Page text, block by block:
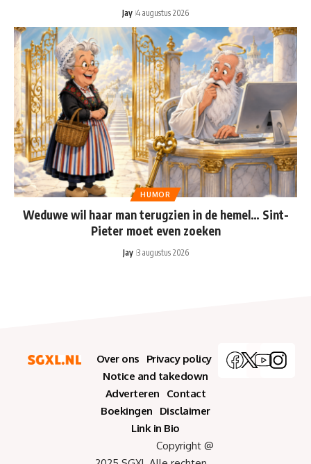
Jay 4 augustus 2026
HUMOR
Weduwe wil haar man terugzien in de hemel… Sint-
Pieter moet even zoeken
Jay 3 augustus 2026
Over ons
Privacy policy
Notice and takedown
Adverteren
Contact
Boekingen
Disclaimer
Link in Bio
Copyright @